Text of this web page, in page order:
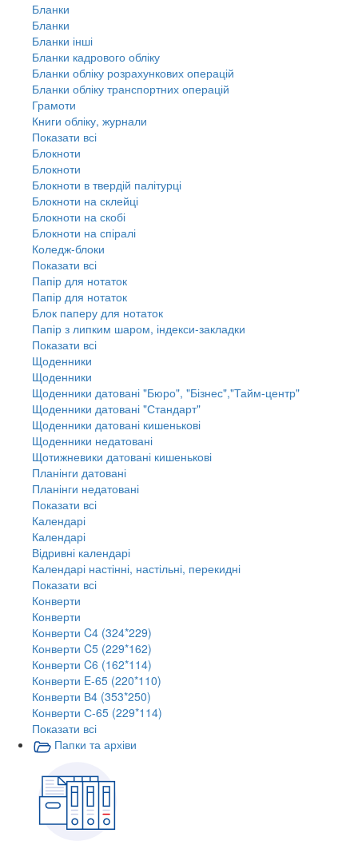
Бланки
Бланки
Бланки інші
Бланки кадрового обліку
Бланки обліку розрахункових операцій
Бланки обліку транспортних операцій
Грамоти
Книги обліку, журнали
Показати всі
Блокноти
Блокноти
Блокноти в твердій палітурці
Блокноти на склейці
Блокноти на скобі
Блокноти на спіралі
Коледж-блоки
Показати всі
Папір для нотаток
Папір для нотаток
Блок паперу для нотаток
Папір з липким шаром, індекси-закладки
Показати всі
Щоденники
Щоденники
Щоденники датовані "Бюро", "Бізнес","Тайм-центр"
Щоденники датовані "Стандарт"
Щоденники датовані кишенькові
Щоденники недатовані
Щотижневики датовані кишенькові
Планінги датовані
Планінги недатовані
Показати всі
Календарі
Календарі
Відривні календарі
Календарі настінні, настільні, перекидні
Показати всі
Конверти
Конверти
Конверти C4 (324*229)
Конверти C5 (229*162)
Конверти C6 (162*114)
Конверти E-65 (220*110)
Конверти В4 (353*250)
Конверти С-65 (229*114)
Показати всі
Папки та архіви